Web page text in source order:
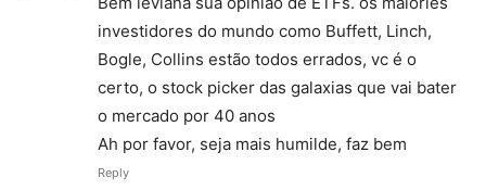
investidores do mundo como Buffett, Linch,
Bogle, Collins estão todos errados, vc é o
certo, o stock picker das galaxias que vai bater
o mercado por 40 anos
Ah por favor, seja mais humilde, faz bem
Reply